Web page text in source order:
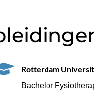
Rotterdam
Bachelor